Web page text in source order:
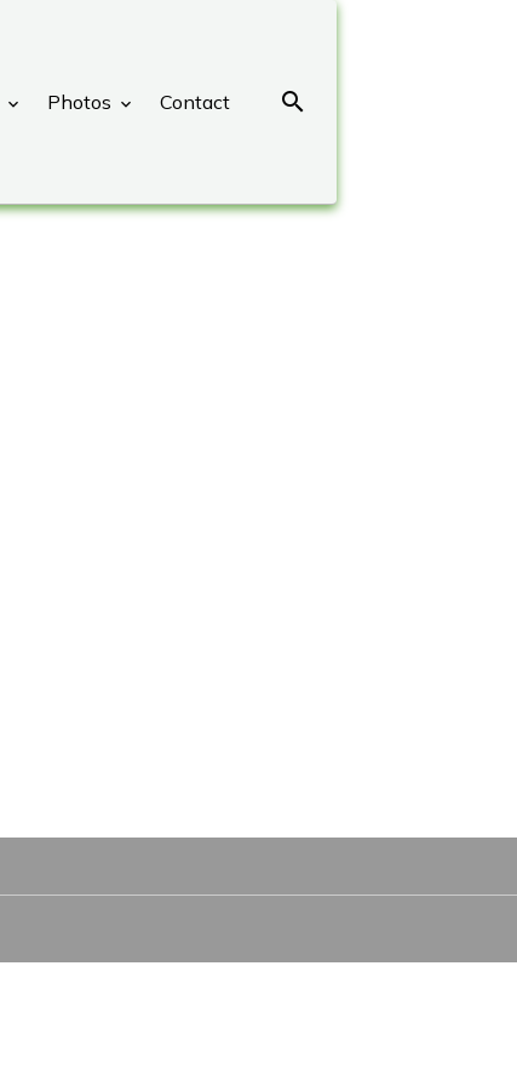
Photos Contact